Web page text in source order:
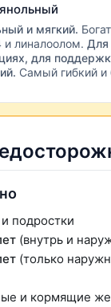
и мягкий.
и линалоолом. Для
для
Самый гибкий и
подростки
(внутрь и
(только
и кормящие